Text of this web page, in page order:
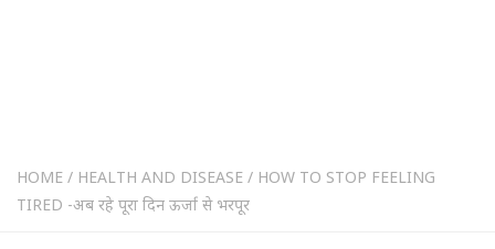
HOME / HEALTH AND DISEASE / HOW TO STOP FEELING
TIRED -अब रहे पूरा दिन ऊर्जा से भरपूर